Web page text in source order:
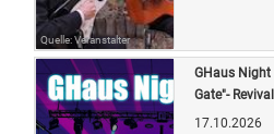
Quelle: Veranstalter
GHaus Night
Gate"-
17.10.2026